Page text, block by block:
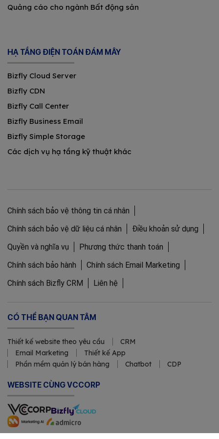
Quảng cáo cho ngành Bất động sản
HẠ TẦNG ĐIỆN TOÁN ĐÁM MÂY
Bizfly Cloud Server
Bizfly CDN
Bizfly Call Center
Bizfly Business Email
Bizfly Simple Storage
Các dịch vụ hạ tầng kỹ thuật khác
Chính sách bảo vệ thông tin cá nhân
Chính sách bảo vệ dữ liệu cá nhân
Điều khoản sử dụng
Quyền và nghĩa vụ
Phương thức thanh toán
Chính sách bảo hành
Chính sách Email Marketing
Chính sách Bizfly CRM
Liên hệ
CÓ THỂ BẠN QUAN TÂM
Thiết kế website theo yêu cầu
CRM
Email Marketing
Thiết kế App
Phần mềm quản lý bán hàng
Chatbot CDP
WEBSITE CÙNG VCCORP